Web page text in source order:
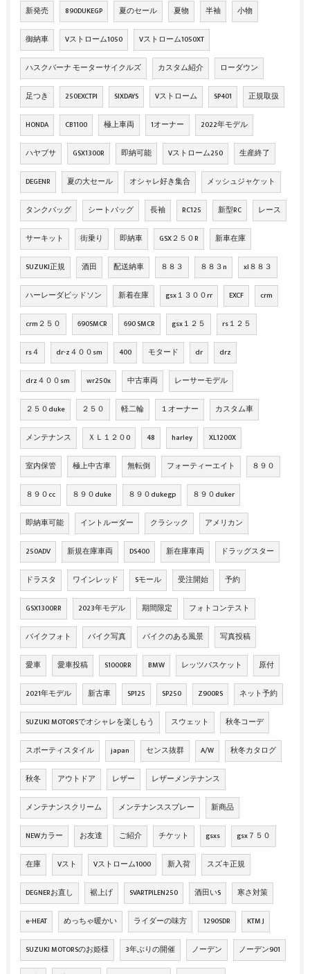
新発売 890DUKEGP 夏のセール 夏物 半袖 小物
御納車 Vストローム1050 Vストローム1050XT
ハスクバーナ モーターサイクルズ カスタム紹介 ローダウン
足つき 250EXCTPI SIXDAYS Vストローム SP401 正規取扱
HONDA CB1100 極上車両 1オーナー 2022年モデル
ハヤブサ GSX1300R 即納可能 Vストローム250 生産終了
DEGENR 夏の大セール オシャレ好き集合 メッシュジャケット
タンクバッグ シートバッグ 長袖 RC125 新型RC レース
サーキット 街乗り 即納車 GSX２５０R 新車在庫
SUZUKI正規 酒田 配送納車 ８８３ ８８３n xl８８３
ハーレーダビッドソン 新着在庫 gsx１３００rr EXCF crm
crm２５０ 690SMCR 690 SMCR gsx１２５ rs１２５
rs４ dr-z４００sm 400 モタード dr drz
drz４００sm wr250x 中古車両 レーサーモデル
２５０duke ２５０ 軽二輪 １オーナー カスタム車
メンテナンス ＸＬ１２０0 48 harley XL1200X
室内保管 極上中古車 無転倒 フォーティーエイト ８９０
８９０cc ８９０duke ８９０dukegp ８９０duker
即納車可能 イントルーダー クラシック アメリカン
250ADV 新規在庫車両 DS400 新在庫車両 ドラッグスター
ドラスタ ワインレッド Sモール 受注開始 予約
GSX1300RR 2023年モデル 期間限定 フォトコンテスト
バイクフォト バイク写真 バイクのある風景 写真投稿
愛車 愛車投稿 S1000RR BMW レッツバスケット 原付
2021年モデル 新古車 SP125 SP250 Z900RS ネット予約
SUZUKI MOTORSでオシャレを楽しもう スウェット 秋冬コーデ
スポーティスタイル japan センス抜群 A/W 秋冬カタログ
秋冬 アウトドア レザー レザーメンテナンス
メンテナンスクリーム メンテナンススプレー 新商品
NEWカラー お友達 ご紹介 チケット gsxs gsx７５０
在庫 Vスト Vストローム1000 新入荷 スズキ正規
DEGNERお直し 裾上げ SVARTPILEN250 酒田いS 寒さ対策
e-HEAT めっちゃ暖かい ライダーの味方 1290SDR KTM J
SUZUKI MOTORSのお姫様 3年ぶりの開催 ノーデン ノーデン901